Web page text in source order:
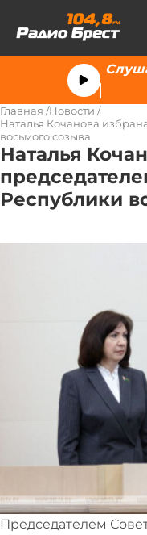
Главная Новости
Наталья Кочанова
восьмого созыва
Наталья
Республики
Председателем